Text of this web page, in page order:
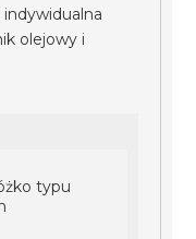
olejowy i
typu